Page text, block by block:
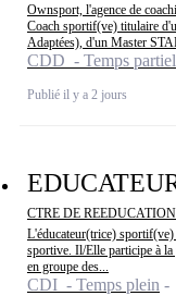
Ownsport, l'agence de
Coach sportif(ve) titulaire
Adaptées), d'un Master
CDD - Temps partiel
Publié il y a 2 jours
CTRE DE
L'éducateur(trice)
sportive. Il/Elle participe à
en groupe des...
CDI - Temps plein